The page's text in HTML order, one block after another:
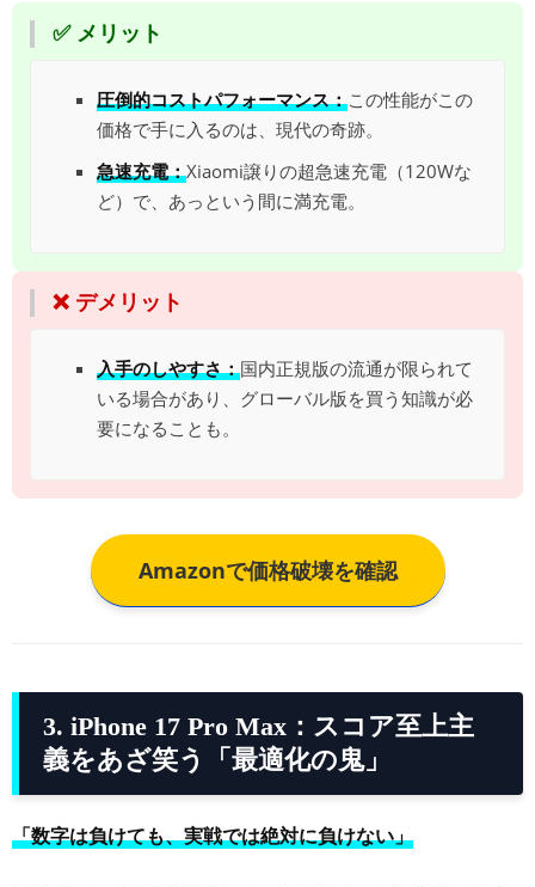
✅ メリット
圧倒的コストパフォーマンス：この性能がこの
価格で手に入るのは、現代の奇跡。
急速充電：Xiaomi譲りの超急速充電（120Wな
ど）で、あっという間に満充電。
❌ デメリット
入手のしやすさ：国内正規版の流通が限られて
いる場合があり、グローバル版を買う知識が必
要になることも。
Amazonで価格破壊を確認
3. iPhone 17 Pro Max：スコア至上主
義をあざ笑う「最適化の鬼」
「数字は負けても、実戦では絶対に負けない」